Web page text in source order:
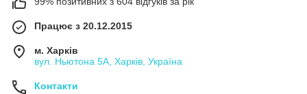
Працює з 20.12.2015
м. Харків
вул. Ньютона 5А, Харків, Україна
Контакти